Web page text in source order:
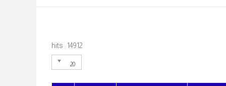
hits : 14912
20